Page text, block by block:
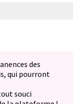
onglet)
des
qui pourront
souci